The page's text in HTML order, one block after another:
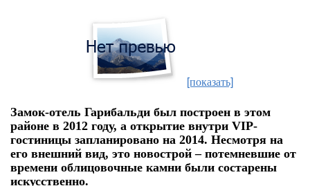
[показать]
Замок-отель Гарибальди был построен в этом
районе в 2012 году, а открытие внутри VIP-
гостиницы запланировано на 2014. Несмотря на
его внешний вид, это новострой – потемневшие от
времени облицовочные камни были состарены
искусственно.